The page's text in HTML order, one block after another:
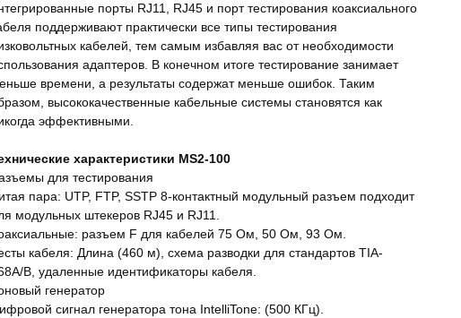
порты RJ11, RJ45 и порт тестирования коаксиального
поддерживают практически все типы тестирования
кабелей, тем самым избавляя вас от необходимости
адаптеров. В конечном итоге тестирование занимает
времени, а результаты содержат меньше ошибок. Таким
высококачественные кабельные системы становятся как
эффективными.
характеристики MS2-100
для тестирования
пара: UTP, FTP, SSTP 8-контактный модульный разъем подходит
модульных штекеров RJ45 и RJ11.
разъем F для кабелей 75 Ом, 50 Ом, 93 Ом.
кабеля: Длина (460 м), схема разводки для стандартов TIA-
B, удаленные идентификаторы кабеля.
генератор
сигнал генератора тона IntelliTone: (500 КГц).